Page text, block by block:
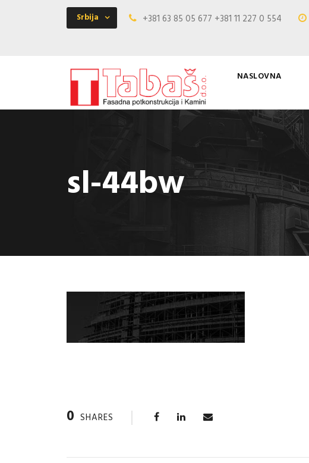
Srbija +381 63 85 05 677 +381 11 227 0 554
NASLOVNA
sl-44bw
0 SHARES